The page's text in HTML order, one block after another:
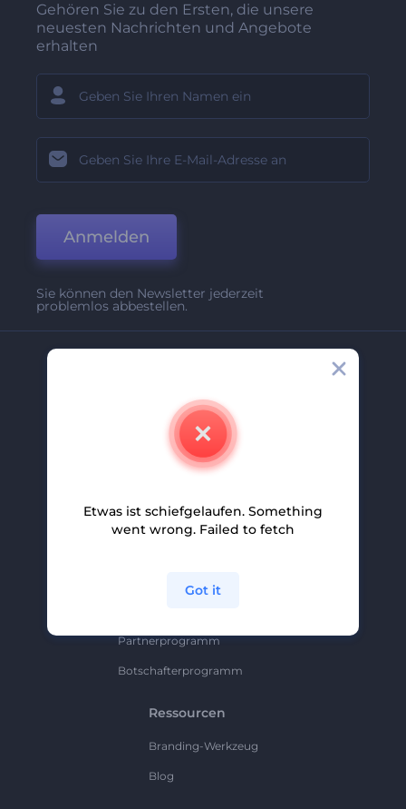
Gehören Sie zu den Ersten, die unsere
neuesten Nachrichten und Angebote
erhalten
Anmelden
Sie können den Newsletter jederzeit
problemlos abbestellen.
Partnerprogramm
Partnerprogramm
Botschafterprogramm
Ressourcen
Branding-Werkzeug
Blog
Etwas ist schiefgelaufen. Something
went wrong. Failed to fetch
Got it